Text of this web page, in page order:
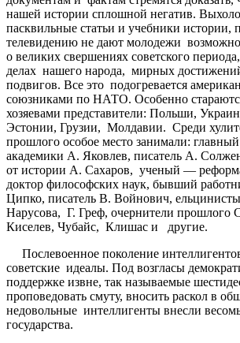
нашей истории сплошной негатив.
пасквильные статьи и учебники истории,
телевидению не дают молодежи
о великих свершениях советского
делах нашего народа, мирных
подвигов. Все это подогревается
союзниками по НАТО. Особенно
хозяевами представители: Польши,
Эстонии, Грузии, Молдавии. Среди
прошлого особое место занимали:
академики А. Яковлев, писатель А.
от истории А. Сахаров, ученый —
доктор философских наук, бывший
Ципко, писатель В. Войнович,
Нарусова, Г. Греф, очернители прошлого
Киселев, Чубайс, Клишас и другие.
Послевоенное поколение
советские идеалы. Под возгласы
поддержке извне, так называемые
проповедовать смуту, вносить раскол в
недовольные интеллигенты внесли
государства.